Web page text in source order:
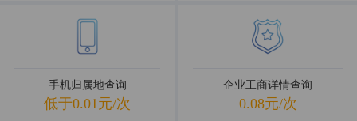
手机归属地查询
低于0.01元/次
企业工商详情查询
0.08元/次